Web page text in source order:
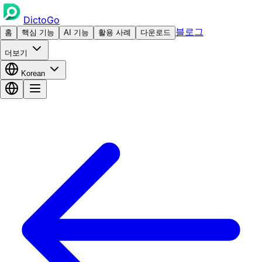
DictoGo
홈 핵심 기능 AI 기능 활용 사례 다운로드 블로그
더보기
Korean